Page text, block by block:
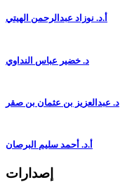
أ.د. نوزاد عبدالرحمن الهيتي
د. خضير عباس النداوي
د. عبدالعزيز بن عثمان بن صقر
أ.د. أحمد سليم البرصان
إصدارات